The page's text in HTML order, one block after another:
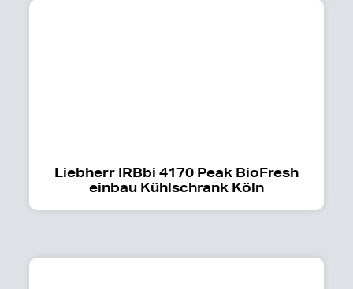
Liebherr IRBbi 4170 Peak BioFresh
einbau Kühlschrank Köln